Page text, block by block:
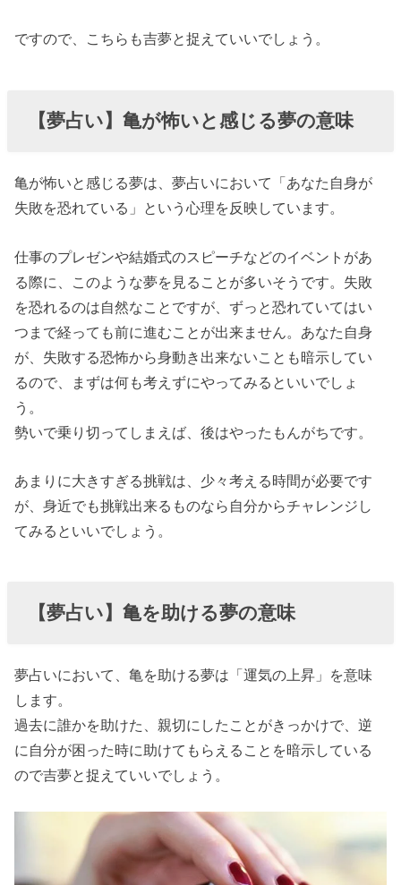
ですので、こちらも吉夢と捉えていいでしょう。
【夢占い】亀が怖いと感じる夢の意味
亀が怖いと感じる夢は、夢占いにおいて「あなた自身が
失敗を恐れている」という心理を反映しています。
仕事のプレゼンや結婚式のスピーチなどのイベントがあ
る際に、このような夢を見ることが多いそうです。失敗
を恐れるのは自然なことですが、ずっと恐れていてはい
つまで経っても前に進むことが出来ません。あなた自身
が、失敗する恐怖から身動き出来ないことも暗示してい
るので、まずは何も考えずにやってみるといいでしょ
う。
勢いで乗り切ってしまえば、後はやったもんがちです。
あまりに大きすぎる挑戦は、少々考える時間が必要です
が、身近でも挑戦出来るものなら自分からチャレンジし
てみるといいでしょう。
【夢占い】亀を助ける夢の意味
夢占いにおいて、亀を助ける夢は「運気の上昇」を意味
します。
過去に誰かを助けた、親切にしたことがきっかけで、逆
に自分が困った時に助けてもらえることを暗示している
ので吉夢と捉えていいでしょう。